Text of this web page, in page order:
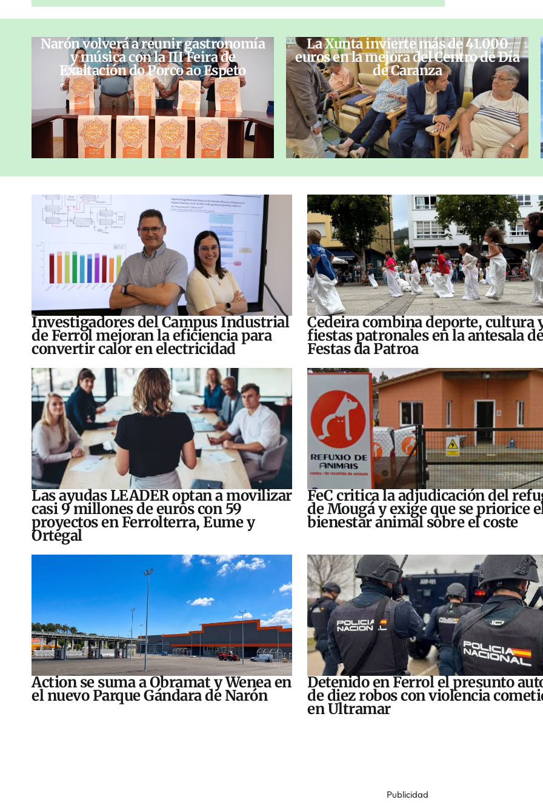
Narón volverá a reunir gastronomía
y música con la III Feira de
Exaltación do Porco ao Espeto
La Xunta invierte más de 41.000
euros en la mejora del Centro de Día
de Caranza
Investigadores del Campus Industrial
de Ferrol mejoran la eficiencia para
convertir calor en electricidad
Cedeira combina deporte, cultura
fiestas patronales en la antesala
Festas da Patroa
Las ayudas LEADER optan a movilizar
casi 9 millones de euros con 59
proyectos en Ferrolterra, Eume y
Ortegal
FeC critica la adjudicación del
de Mougá y exige que se priorice
bienestar animal sobre el coste
Action se suma a Obramat y Wenea en
el nuevo Parque Gándara de Narón
Detenido en Ferrol el presunto
de diez robos con violencia
en Ultramar
Publicidad